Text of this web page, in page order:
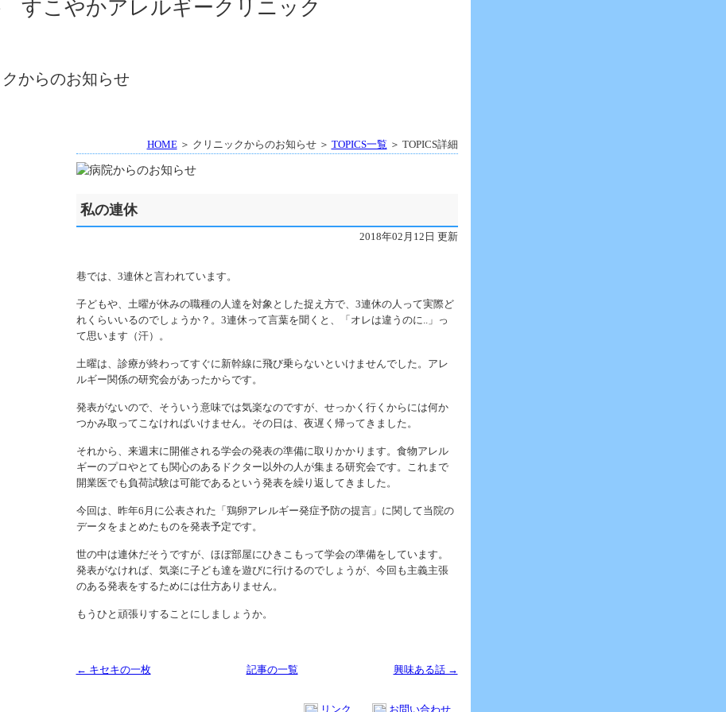
HOME＞ クリニックからのお知らせ ＞ TOPICS一覧 ＞ TOPICS詳細
私の連休
2018年02月12日 更新
巷では、3連休と言われています。
子どもや、土曜が休みの職種の人達を対象とした捉え方で、3連休の人って実際ど
れくらいいるのでしょうか？。3連休って言葉を聞くと、「オレは違うのに..」っ
て思います（汗）。
土曜は、診療が終わってすぐに新幹線に飛び乗らないといけませんでした。アレ
ルギー関係の研究会があったからです。
発表がないので、そういう意味では気楽なのですが、せっかく行くからには何か
つかみ取ってこなければいけません。その日は、夜遅く帰ってきました。
それから、来週末に開催される学会の発表の準備に取りかかります。食物アレル
ギーのプロやとても関心のあるドクター以外の人が集まる研究会です。これまで
開業医でも負荷試験は可能であるという発表を繰り返してきました。
今回は、昨年6月に公表された「鶏卵アレルギー発症予防の提言」に関して当院の
データをまとめたものを発表予定です。
世の中は連休だそうですが、ほぼ部屋にひきこもって学会の準備をしています。
発表がなければ、気楽に子ども達を遊びに行けるのでしょうが、今回も主義主張
のある発表をするためには仕方ありません。
もうひと頑張りすることにしましょうか。
← キセキの一枚 記事の一覧 興味ある話 →
リンク お問い合わせ